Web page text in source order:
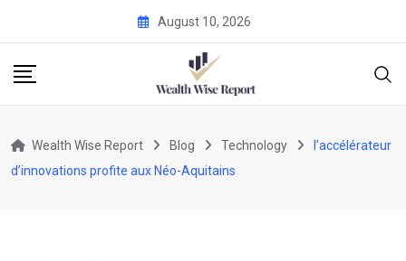
content
August 10, 2026
Wealth Wise Report Blog Technology
l’accélérateur
d’innovations profite aux Néo-Aquitains